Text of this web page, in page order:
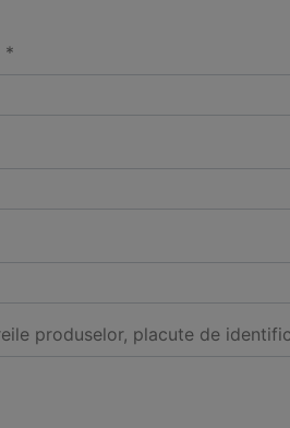
*
produselor, placute de